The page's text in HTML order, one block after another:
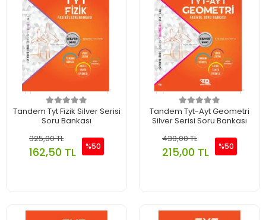
Tandem Tyt Fizik Silver Serisi
Soru Bankası
325,00 TL
162,50 TL %50
Tandem Tyt-Ayt Geometri
Silver Serisi Soru Bankası
430,00 TL
215,00 TL %50